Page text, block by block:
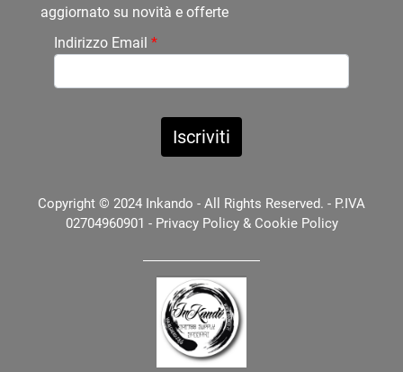
aggiornato su novità e offerte
Indirizzo Email *
Copyright © 2024 Inkando - All Rights Reserved. - P.IVA
02704960901 - Privacy Policy& Cookie Policy